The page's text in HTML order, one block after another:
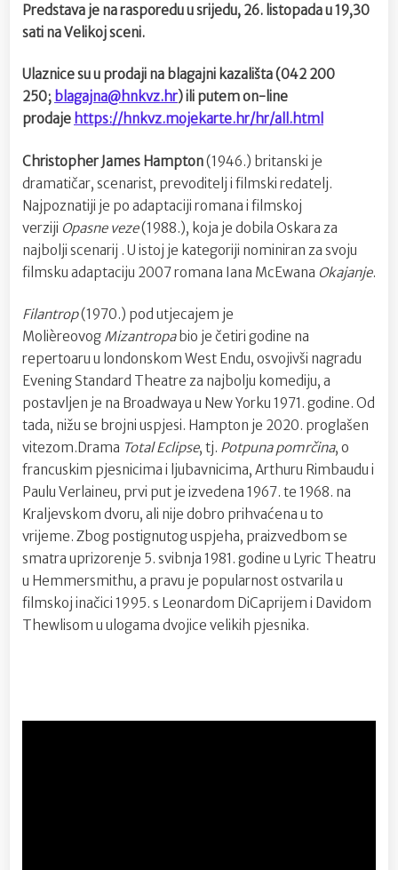
Predstava je na rasporedu u srijedu, 26. listopada u 19,30
sati na Velikoj sceni.
Ulaznice su u prodaji na blagajni kazališta (042 200
250; blagajna@hnkvz.hr) ili putem on-line
prodaje https://hnkvz.mojekarte.hr/hr/all.html
Christopher James Hampton(1946.) britanski je
dramatičar, scenarist, prevoditelj i filmski redatelj.
Najpoznatiji je po adaptaciji romana i filmskoj
verziji Opasne veze(1988.), koja je dobila Oskara za
najbolji scenarij . U istoj je kategoriji nominiran za svoju
filmsku adaptaciju 2007 romana Iana McEwana Okajanje.
Filantrop(1970.) pod utjecajem je
Molièreovog Mizantropabio je četiri godine na
repertoaru u londonskom West Endu, osvojivši nagradu
Evening Standard Theatre za najbolju komediju, a
postavljen je na Broadwaya u New Yorku 1971. godine. Od
tada, nižu se brojni uspjesi. Hampton je 2020. proglašen
vitezom.Drama Total Eclipse, tj. Potpuna pomrčina, o
francuskim pjesnicima i ljubavnicima, Arthuru Rimbaudu i
Paulu Verlaineu, prvi put je izvedena 1967. te 1968. na
Kraljevskom dvoru, ali nije dobro prihvaćena u to
vrijeme. Zbog postignutog uspjeha, praizvedbom se
smatra uprizorenje 5. svibnja 1981. godine u Lyric Theatru
u Hemmersmithu, a pravu je popularnost ostvarila u
filmskoj inačici 1995. s Leonardom DiCaprijem i Davidom
Thewlisom u ulogama dvojice velikih pjesnika.